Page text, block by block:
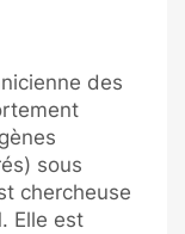
des
sous
chercheuse
Elle est